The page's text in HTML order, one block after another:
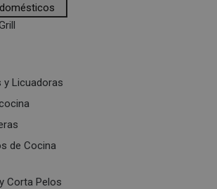
y Licuadoras
de Cocina
Corta Pelos